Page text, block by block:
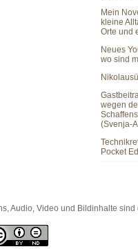
Mein
kleine
Orte und
Neues
wo sind
wegen
(Svenja-
Pocket
Audio, Video und Bildinhalte sind